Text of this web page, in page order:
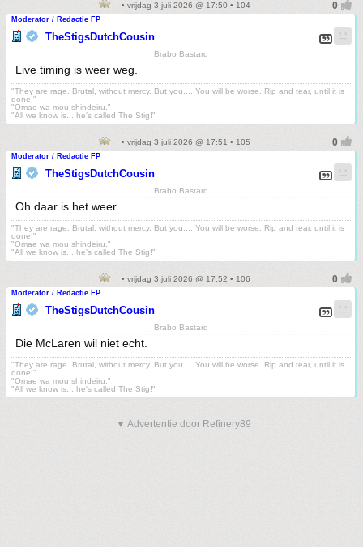
• vrijdag 3 juli 2026 @ 17:50 • 104
Moderator / Redactie FP
TheStigsDutchCousin
Brabo Bastard
Live timing is weer weg.
"They are rage. Brutal, without mercy. But you.... You will be worse. Rip and tear, until it is
done!"
"Omae wa mou shindeiru."
"All we know is... he's called The Stig!"
• vrijdag 3 juli 2026 @ 17:51 • 105
Moderator / Redactie FP
TheStigsDutchCousin
Brabo Bastard
Oh daar is het weer.
"They are rage. Brutal, without mercy. But you.... You will be worse. Rip and tear, until it is
done!"
"Omae wa mou shindeiru."
"All we know is... he's called The Stig!"
• vrijdag 3 juli 2026 @ 17:52 • 106
Moderator / Redactie FP
TheStigsDutchCousin
Brabo Bastard
Die McLaren wil niet echt.
"They are rage. Brutal, without mercy. But you.... You will be worse. Rip and tear, until it is
done!"
"Omae wa mou shindeiru."
"All we know is... he's called The Stig!"
▼ Advertentie door Refinery89